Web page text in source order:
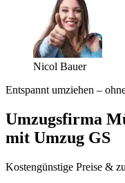
Nicol Bauer
Entspannt umziehen –
Umzugsfirma
mit Umzug GS
Kostengünstige Preise &